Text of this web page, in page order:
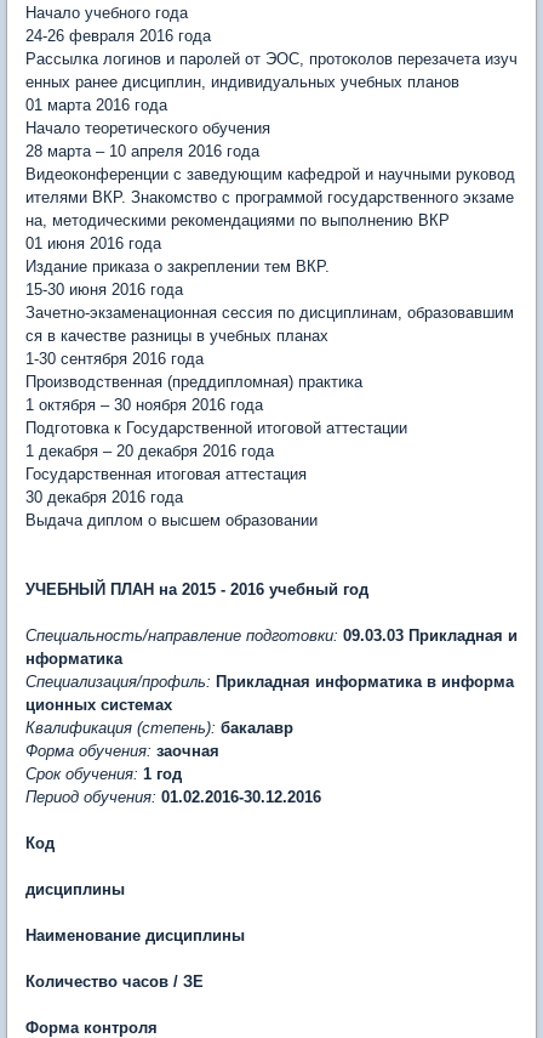
Начало учебного года
24-26 февраля 2016 года
Рассылка логинов и паролей от ЭОС, протоколов перезачета изуч
енных ранее дисциплин, индивидуальных учебных планов
01 марта 2016 года
Начало теоретического обучения
28 марта – 10 апреля 2016 года
Видеоконференции с заведующим кафедрой и научными руковод
ителями ВКР. Знакомство с программой государственного экзаме
на, методическими рекомендациями по выполнению ВКР
01 июня 2016 года
Издание приказа о закреплении тем ВКР.
15-30 июня 2016 года
Зачетно-экзаменационная сессия по дисциплинам, образовавшим
ся в качестве разницы в учебных планах
1-30 сентября 2016 года
Производственная (преддипломная) практика
1 октября – 30 ноября 2016 года
Подготовка к Государственной итоговой аттестации
1 декабря – 20 декабря 2016 года
Государственная итоговая аттестация
30 декабря 2016 года
Выдача диплом о высшем образовании
УЧЕБНЫЙ ПЛАН на 2015 - 2016 учебный год
Специальность/направление подготовки: 09.03.03 Прикладная и
нформатика
Специализация/профиль: Прикладная информатика в информа
ционных системах
Квалификация (степень): бакалавр
Форма обучения: заочная
Срок обучения: 1 год
Период обучения: 01.02.2016-30.12.2016
Код
дисциплины
Наименование дисциплины
Количество часов / ЗЕ
Форма контроля